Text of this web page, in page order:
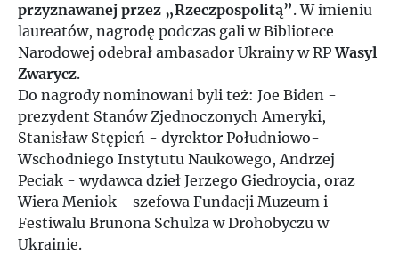
przyznawanej przez „Rzeczpospolitą”. W imieniu
laureatów, nagrodę podczas gali w Bibliotece
Narodowej odebrał ambasador Ukrainy w RPWasyl
Zwarycz.
Do nagrody nominowani byli też: Joe Biden -
prezydent Stanów Zjednoczonych Ameryki,
Stanisław Stępień - dyrektor Południowo-
Wschodniego Instytutu Naukowego, Andrzej
Peciak - wydawca dzieł Jerzego Giedroycia, oraz
Wiera Meniok - szefowa Fundacji Muzeum i
Festiwalu Brunona Schulza w Drohobyczu w
Ukrainie.